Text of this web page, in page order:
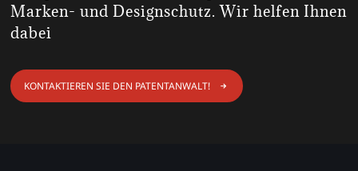
Marken- und Designschutz. Wir helfen Ihnen
dabei
KONTAKTIEREN SIE DEN PATENTANWALT!